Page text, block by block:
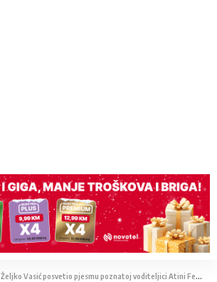
Željko Vasić posvetio pjesmu poznatoj voditeljici Atini Ferari